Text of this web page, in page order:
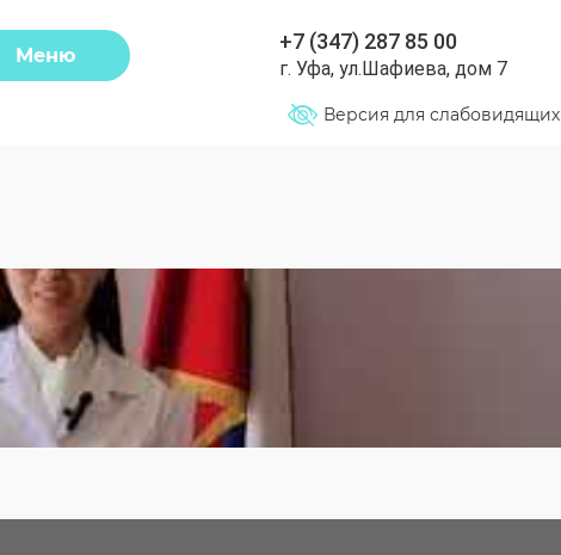
Меню
+7 (347) 287 85 00
г. Уфа, ул.Шафиева, дом 7
Версия для слабовидящих
вопрос